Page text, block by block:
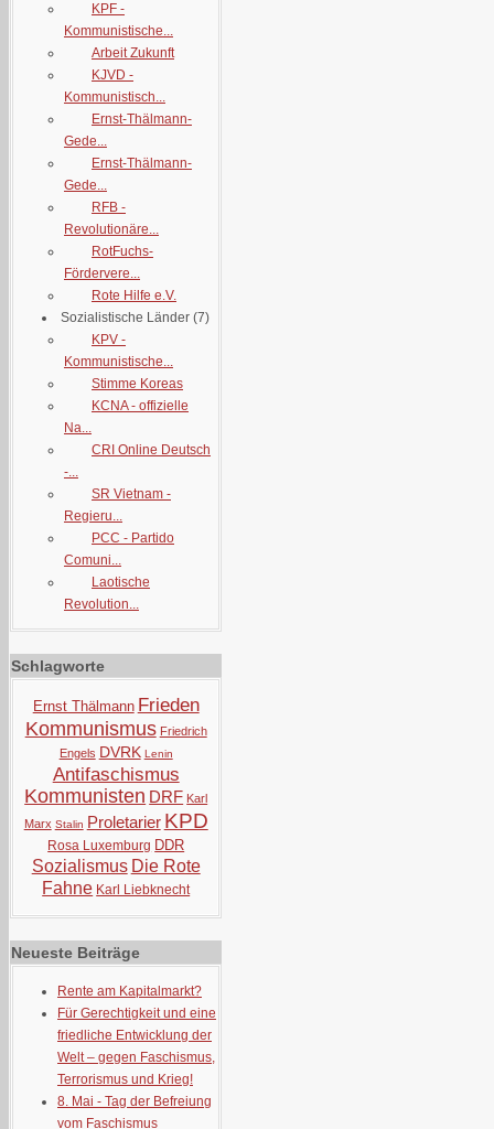
KPF -
Kommunistische...
Arbeit Zukunft
KJVD -
Kommunistisch...
Ernst-Thälmann-
Gede...
Ernst-Thälmann-
Gede...
RFB -
Revolutionäre...
RotFuchs-
Fördervere...
Rote Hilfe e.V.
Sozialistische Länder (7)
KPV -
Kommunistische...
Stimme Koreas
KCNA - offizielle
Na...
CRI Online Deutsch
-...
SR Vietnam -
Regieru...
PCC - Partido
Comuni...
Laotische
Revolution...
Schlagworte
Ernst Thälmann Frieden
Kommunismus Friedrich
Engels DVRK Lenin
Antifaschismus
Kommunisten DRF Karl
Marx Stalin Proletarier KPD
Rosa Luxemburg DDR
Sozialismus Die Rote
Fahne Karl Liebknecht
Neueste Beiträge
Rente am Kapitalmarkt?
Für Gerechtigkeit und eine
friedliche Entwicklung der
Welt – gegen Faschismus,
Terrorismus und Krieg!
8. Mai - Tag der Befreiung
vom Faschismus